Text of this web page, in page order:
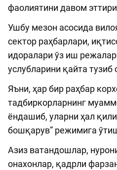
фаолиятини давом
Ушбу мезон асосида
сектор раҳбарлари,
идоралари ўз иш
услубларини қайта
Яъни, ҳар бир раҳбар
тадбиркорларнинг
ёндашиб, уларни ҳал
бошқарув” режимига
Азиз ватандошлар,
онахонлар, қадрли